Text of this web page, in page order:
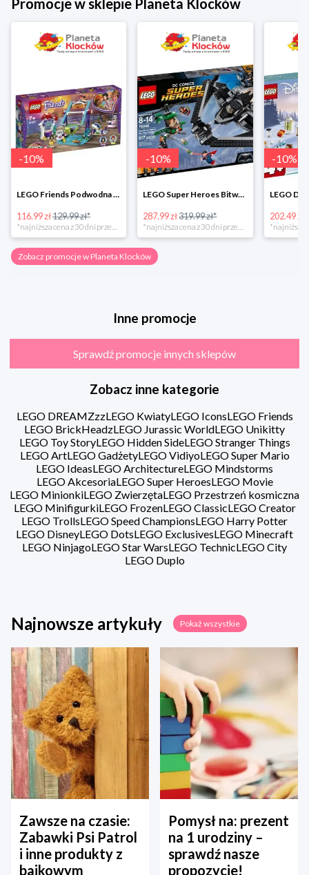
-10%
LEGO Friends Podwodna Frajda w super cenie
116.99 zł129.99 zł*
-10%
LEGO Super Heroes Bitwa powietrzna w super cenie
287.99 zł319.99 zł*
-10%
202.49 zł
Zobacz promocje w Planeta Klocków
Inne promocje
Sprawdź promocje innych sklepów
Zobacz inne kategorie
LEGO DREAMZzzLEGO KwiatyLEGO IconsLEGO Friends
LEGO BrickHeadzLEGO Jurassic WorldLEGO Unikitty
LEGO Toy StoryLEGO Hidden SideLEGO Stranger Things
LEGO ArtLEGO GadżetyLEGO VidiyoLEGO Super Mario
LEGO IdeasLEGO ArchitectureLEGO Mindstorms
LEGO AkcesoriaLEGO Super HeroesLEGO Movie
LEGO MinionkiLEGO ZwierzętaLEGO Przestrzeń kosmiczna
LEGO MinifigurkiLEGO FrozenLEGO ClassicLEGO Creator
LEGO TrollsLEGO Speed ChampionsLEGO Harry Potter
LEGO DisneyLEGO DotsLEGO ExclusivesLEGO Minecraft
LEGO NinjagoLEGO Star WarsLEGO TechnicLEGO City
LEGO Duplo
Najnowsze artykuły Pokaż wszystkie
Zawsze na czasie:
Zabawki Psi Patrol
i inne produkty z
bajkowym
Pomysł na: prezent
na 1 urodziny –
sprawdź nasze
propozycje!